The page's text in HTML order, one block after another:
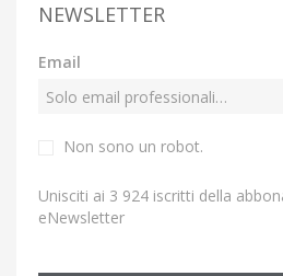
NEWSLETTER
Email
Non sono un robot.
Unisciti ai 3 924 iscritti della
eNewsletter